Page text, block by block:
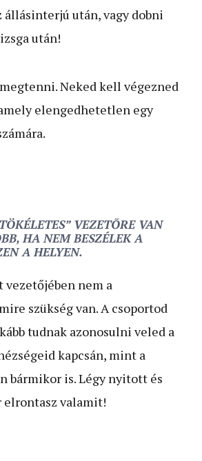
után, vagy dobni
után!
Neked kell végezned
elengedhetetlen egy
VEZETŐRE VAN
HA NEM BESZÉLEK A
A HELYEN.
vezetőjében nem a
szükség van. A csoportod
tudnak azonosulni veled a
kapcsán, mint a
bármikor is. Légy nyitott és
valamit!